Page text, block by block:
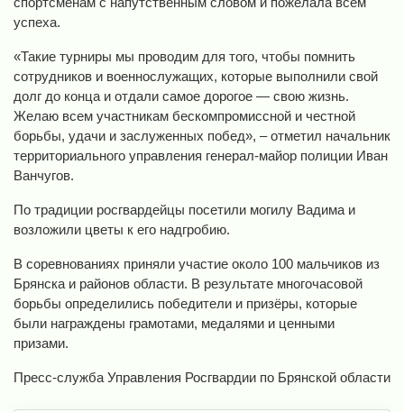
успеха.
«Такие турниры мы проводим для того, чтобы помнить
сотрудников и военнослужащих, которые выполнили свой
долг до конца и отдали самое дорогое — свою жизнь.
Желаю всем участникам бескомпромиссной и честной
борьбы, удачи и заслуженных побед», – отметил начальник
территориального управления генерал-майор полиции Иван
Ванчугов.
По традиции росгвардейцы посетили могилу Вадима и
возложили цветы к его надгробию.
В соревнованиях приняли участие около 100 мальчиков из
Брянска и районов области. В результате многочасовой
борьбы определились победители и призёры, которые
были награждены грамотами, медалями и ценными
призами.
Пресс-служба Управления Росгвардии по Брянской области